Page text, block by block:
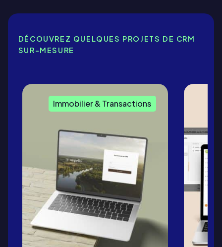
DÉCOUVREZ QUELQUES PROJETS DE CRM
SUR-MESURE
Immobilier & Transactions